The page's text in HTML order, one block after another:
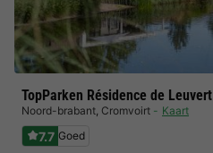
TopParken Résidence de Leuvert
Noord-brabant, Cromvoirt Kaart
7.7 Goed